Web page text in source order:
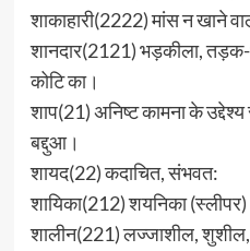
शाकाहारी(2222) मांस न खाने
शानदार(2121) भड़कीला, तड़क-
कोटि का।
शाप(21) अनिष्ट कामना के
बद्दुआ।
शायद(22) कदाचित, संभवत:
शायिका(212) शयनिका (स्लीपर)
शालीन(221) लज्जाशील, शुशील,